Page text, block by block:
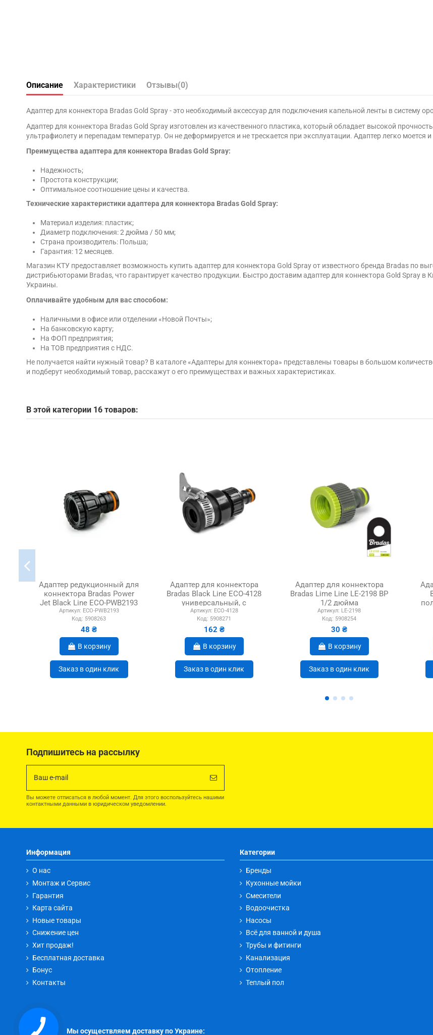
Описание Характеристики Отзывы(0)
Адаптер для коннектора Bradas Gold Spray - это необходимый аксессуар для подключения капельной ленты в систему
Адаптер для коннектора Bradas Gold Spray изготовлен из качественного пластика, который обладает высокой
ультрафиолету и перепадам температур. Он не деформируется и не трескается при эксплуатации. Адаптер легко моется и
Преимущества адаптера для коннектора Bradas Gold Spray:
Надежность;
Простота конструкции;
Оптимальное соотношение цены и качества.
Технические характеристики адаптера для коннектора Bradas Gold Spray:
Материал изделия: пластик;
Диаметр подключения: 2 дюйма / 50 мм;
Страна производитель: Польша;
Гарантия: 12 месяцев.
Магазин КТУ предоставляет возможность купить адаптер для коннектора Gold Spray от известного бренда Bradas по
дистрибьюторами Bradas, что гарантирует качество продукции. Быстро доставим адаптер для коннектора Gold Spray в
Украины.
Оплачивайте удобным для вас способом:
Наличными в офисе или отделении «Новой Почты»;
На банковскую карту;
На ФОП предприятия;
На ТОВ предприятия с НДС.
Не получается найти нужный товар? В каталоге «Адаптеры для коннектора» представлены товары в большом
и подберут необходимый товар, расскажут о его преимуществах и важных характеристиках.
В этой категории 16 товаров:
Адаптер редукционный для
коннектора Bradas Power
Jet Black Line ECO-PWB2193
ВР 1 х 3/4...
Артикул: ECO-PWB2193
Код: 5908263
48 ₴
В корзину
Заказ в один клик
Адаптер для коннектора
Bradas Black Line ECO-4128
универсальный, с
зажимом
Артикул: ECO-4128
Код: 5908271
162 ₴
В корзину
Заказ в один клик
Адаптер для коннектора
Bradas Lime Line LE-2198 ВР
1/2 дюйма
Артикул: LE-2198
Код: 5908254
30 ₴
В корзину
Заказ в один клик
Подпишитесь на рассылку
Вы можете отписаться в любой момент. Для этого воспользуйтесь нашими
контактными данными в юридическом уведомлении.
Информация
О нас
Монтаж и Сервис
Гарантия
Карта сайта
Новые товары
Снижение цен
Хит продаж!
Бесплатная доставка
Бонус
Контакты
Категории
Бренды
Кухонные мойки
Смесители
Водоочистка
Насосы
Всё для ванной и душа
Трубы и фитинги
Канализация
Отопление
Теплый пол
Мы осуществляем доставку по Украине: